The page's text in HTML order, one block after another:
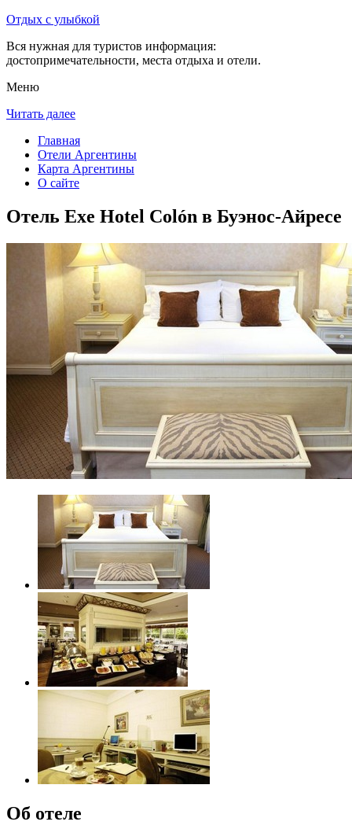
Отдых с улыбкой
Вся нужная для туристов информация:
достопримечательности, места отдыха и отели.
Меню
Читать далее
Главная
Отели Аргентины
Карта Аргентины
О сайте
Отель Exe Hotel Colón в Буэнос-Айресе
Об отеле